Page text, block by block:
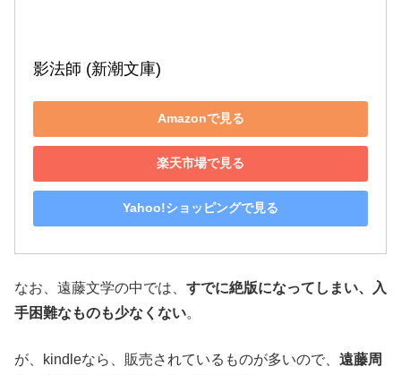
影法師 (新潮文庫)
Amazonで見る
楽天市場で見る
Yahoo!ショッピングで見る
なお、遠藤文学の中では、 すでに絶版になってしまい、入
手困難なものも少なくない。
が、kindleなら、販売されているものが多いので、 遠藤周